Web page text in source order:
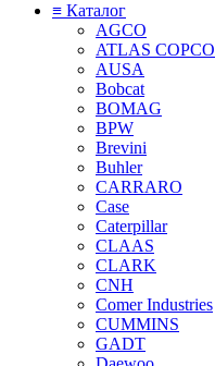
≡ Каталог
AGCO
ATLAS COPCO
AUSA
Bobcat
BOMAG
BPW
Brevini
Buhler
CARRARO
Case
Caterpillar
CLAAS
CLARK
CNH
Comer Industries
CUMMINS
GADT